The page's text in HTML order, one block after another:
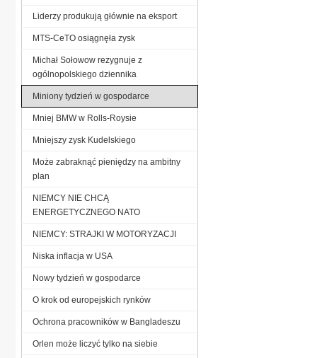
Liderzy produkują głównie na eksport
MTS-CeTO osiągnęła zysk
Michał Sołowow rezygnuje z
ogólnopolskiego dziennika
Miniony tydzień w gospodarce
Mniej BMW w Rolls-Roysie
Mniejszy zysk Kudelskiego
Może zabraknąć pieniędzy na ambitny
plan
NIEMCY NIE CHCĄ
ENERGETYCZNEGO NATO
NIEMCY: STRAJKI W MOTORYZACJI
Niska inflacja w USA
Nowy tydzień w gospodarce
O krok od europejskich rynków
Ochrona pracowników w Bangladeszu
Orlen może liczyć tylko na siebie